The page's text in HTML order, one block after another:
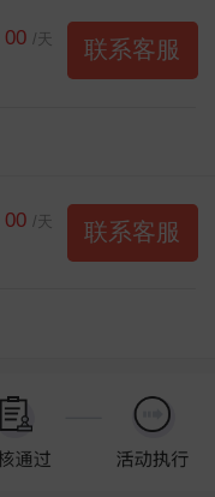
00/天 联系客服
00/天 联系客服